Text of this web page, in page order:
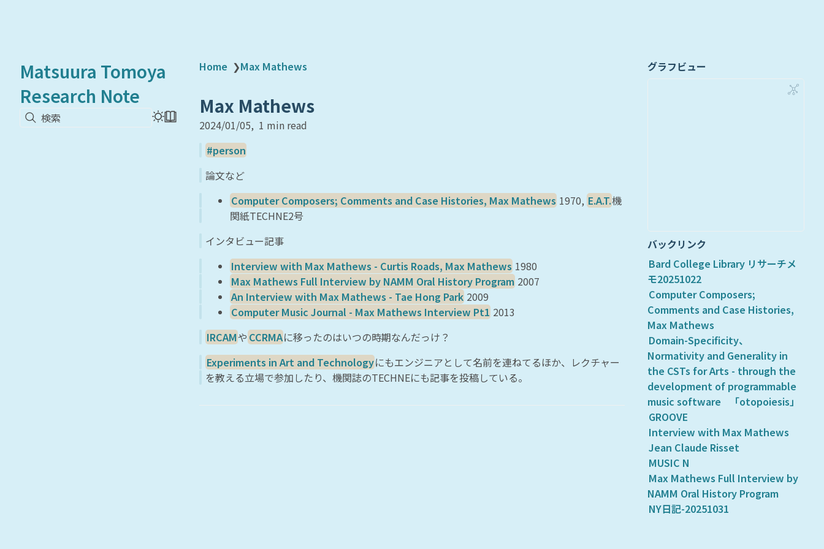
Matsuura Tomoya
Research Note
検索
Home ❯Max Mathews
Max Mathews
2024/01/05
1 min read
person
論文など
Computer Composers; Comments and Case Histories, Max Mathews 1970, E.A.T.機
関紙TECHNE2号
インタビュー記事
Interview with Max Mathews - Curtis Roads, Max Mathews 1980
Max Mathews Full Interview by NAMM Oral History Program 2007
An Interview with Max Mathews - Tae Hong Park 2009
Computer Music Journal - Max Mathews Interview Pt1 2013
IRCAMや CCRMAに移ったのはいつの時期なんだっけ？
Experiments in Art and Technologyにもエンジニアとして名前を連ねてるほか、レクチャー
を教える立場で参加したり、機関誌のTECHNEにも記事を投稿している。
グラフビュー
バックリンク
Bard College Library リサーチメ
モ20251022
Computer Composers;
Comments and Case Histories,
Max Mathews
Domain-Specificity、
Normativity and Generality in
the CSTs for Arts - through the
development of programmable
music software 「otopoiesis」
GROOVE
Interview with Max Mathews
Jean Claude Risset
MUSIC N
Max Mathews Full Interview by
NAMM Oral History Program
NY日記-20251031